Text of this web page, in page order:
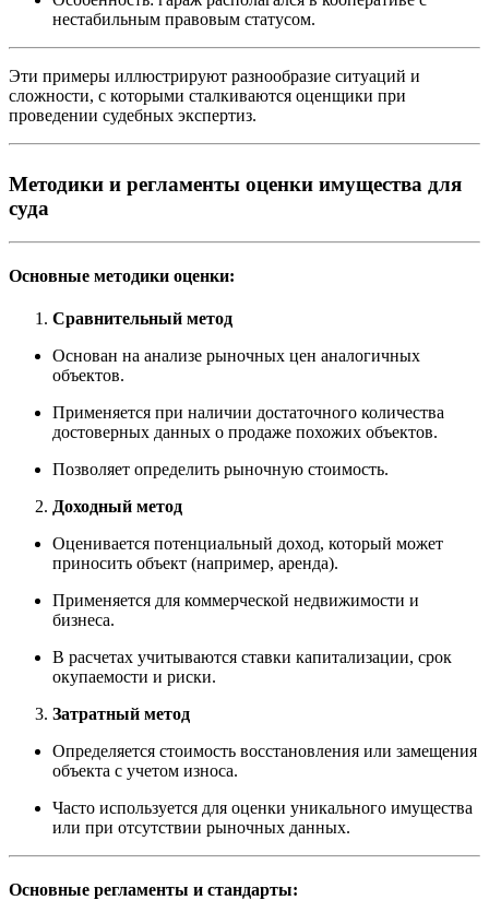
нестабильным правовым статусом.
Эти примеры иллюстрируют разнообразие ситуаций и
сложности, с которыми сталкиваются оценщики при
проведении судебных экспертиз.
Методики и регламенты оценки имущества для
суда
Основные методики оценки:
Сравнительный метод
Основан на анализе рыночных цен аналогичных
объектов.
Применяется при наличии достаточного количества
достоверных данных о продаже похожих объектов.
Позволяет определить рыночную стоимость.
Доходный метод
Оценивается потенциальный доход, который может
приносить объект (например, аренда).
Применяется для коммерческой недвижимости и
бизнеса.
В расчетах учитываются ставки капитализации, срок
окупаемости и риски.
Затратный метод
Определяется стоимость восстановления или замещения
объекта с учетом износа.
Часто используется для оценки уникального имущества
или при отсутствии рыночных данных.
Основные регламенты и стандарты: